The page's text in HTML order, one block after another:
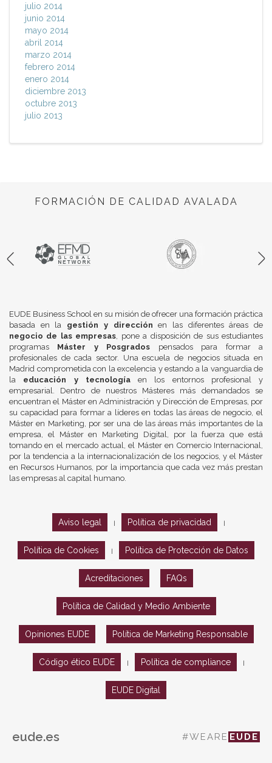
julio 2014
junio 2014
mayo 2014
abril 2014
marzo 2014
febrero 2014
enero 2014
diciembre 2013
octubre 2013
julio 2013
FORMACIÓN DE CALIDAD AVALADA
EUDE Business School en su misión de ofrecer una formación práctica
basada en la gestión y dirección en las diferentes áreas de
negocio de las empresas, pone a disposición de sus estudiantes
programas Máster y Posgrados pensados para formar a
profesionales de cada sector. Una escuela de negocios situada en
Madrid comprometida con la excelencia y estando a la vanguardia de
la educación y tecnologíaen los entornos profesional y
empresarial. Dentro de nuestros Másteres más demandados se
encuentran el Máster en Administración y Dirección de Empresas, por
su capacidad para formar a líderes en todas las áreas de negocio, el
Máster en Marketing, por ser una de las áreas más importantes de la
empresa, el Máster en Marketing Digital, por la fuerza que está
tomando en el mercado actual, el Máster en Comercio Internacional,
por la tendencia a la internacionalización de los negocios, y el Máster
en Recursos Humanos, por la importancia que cada vez más prestan
las empresas al capital humano.
Aviso legal Política de privacidad
Política de Cookies Política de Protección de Datos
Acreditaciones FAQs
Política de Calidad y Medio Ambiente
Opiniones EUDE Política de Marketing Responsable
Código ético EUDE Política de compliance
EUDE Digital
eude.es #WEARE EUDE